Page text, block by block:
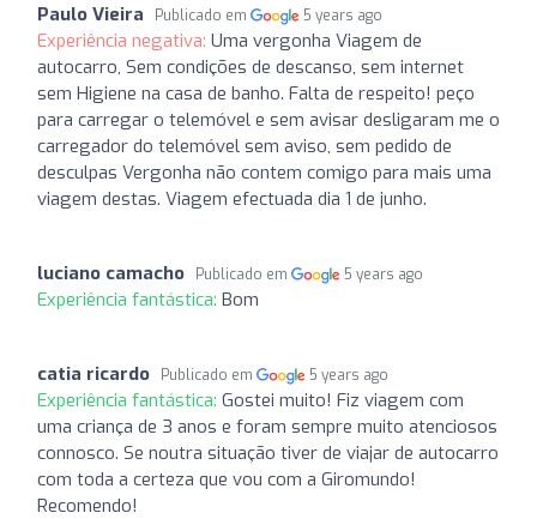
Paulo Vieira Publicado em 5 years ago
Experiência negativa: Uma vergonha Viagem de
autocarro, Sem condições de descanso, sem internet
sem Higiene na casa de banho. Falta de respeito! peço
para carregar o telemóvel e sem avisar desligaram me o
carregador do telemóvel sem aviso, sem pedido de
desculpas Vergonha não contem comigo para mais uma
viagem destas. Viagem efectuada dia 1 de junho.
luciano camacho Publicado em 5 years ago
Experiência fantástica: Bom
catia ricardo Publicado em 5 years ago
Experiência fantástica: Gostei muito! Fiz viagem com
uma criança de 3 anos e foram sempre muito atenciosos
connosco. Se noutra situação tiver de viajar de autocarro
com toda a certeza que vou com a Giromundo!
Recomendo!